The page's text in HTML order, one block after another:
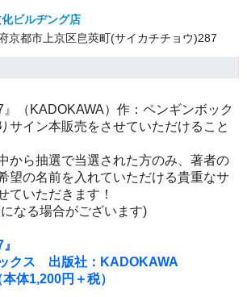
ビルヂング店
京都市上京区皀莢町(サイカチチョウ)287
（KADOKAWA）作：ペンギンボック
サイン本販売をさせていただけること
から抽選で当選された方のみ、 著者の
望の名前を入れていただける貴重なサ
ていただきます！
なる場合がございます)
クス 出版社：KADOKAWA
体1,200円＋税）